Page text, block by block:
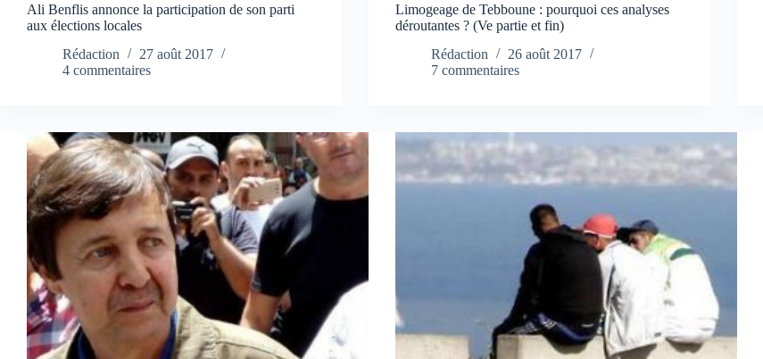
Ali Benflis annonce la participation de son parti
aux élections locales
Rédaction
27 août 2017
4 commentaires
Limogeage de Tebboune : pourquoi ces analyses
déroutantes ? (Ve partie et fin)
Rédaction
26 août 2017
7 commentaires